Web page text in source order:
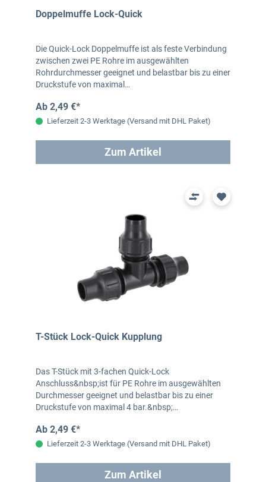
Doppelmuffe Lock-Quick
Die Quick-Lock Doppelmuffe ist als feste Verbindung
zwischen zwei PE Rohre im ausgewählten
Rohrdurchmesser geeignet und belastbar bis zu einer
Druckstufe von maximal…
Ab 2,49 €*
Lieferzeit 2-3 Werktage (Versand mit DHL Paket)
Zum Artikel
T-Stück Lock-Quick Kupplung
Das T-Stück mit 3-fachen Quick-Lock
Anschluss&nbsp;ist für PE Rohre im ausgewählten
Durchmesser geeignet und belastbar bis zu einer
Druckstufe von maximal 4 bar.&nbsp;…
Ab 2,49 €*
Lieferzeit 2-3 Werktage (Versand mit DHL Paket)
Zum Artikel